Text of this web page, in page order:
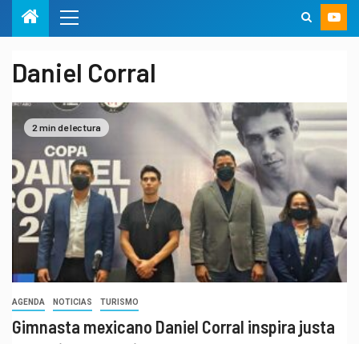
Daniel Corral
2 min de lectura
AGENDA NOTICIAS TURISMO
Gimnasta mexicano Daniel Corral inspira justa